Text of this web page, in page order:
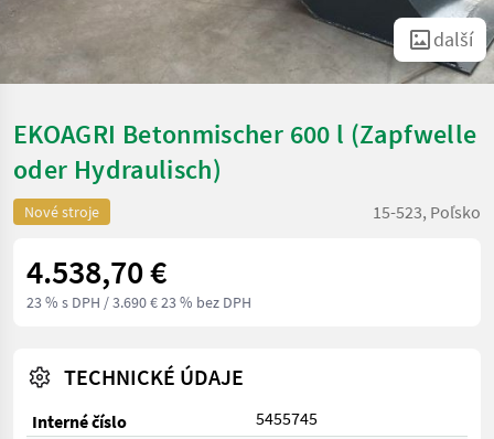
další
EKOAGRI Betonmischer 600 l (Zapfwelle
oder Hydraulisch)
Nové stroje 15-523, Poľsko
4.538,70 €
23 % s DPH / 3.690 € 23 % bez DPH
TECHNICKÉ ÚDAJE
Interné číslo
5455745